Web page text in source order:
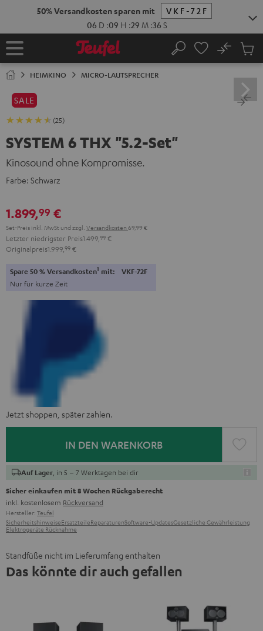
Startseite Suche
No
HEIMKINO MICRO-LAUTSPRECHER
SALE
(25)
SYSTEM 6 THX "5.2-Set"
Kinosound ohne Kompromisse.
Farbe: Schwarz
1.899,99 €
Set-Preis inkl. MwSt und zzgl. Versandkosten 69,99 €
Letzter niedrigster Preis1.499, 99 €
Originalpreis1.999, 99 €
Spare 50 % Versandkosten1 mit: VKF-72F
Nur für kurze Zeit
Jetzt shoppen, später zahlen.
IN DEN WARENKORB
Auf Lager , in 5 – 7 Werktagen bei dir
Sicher einkaufen mit 8 Wochen Rückgaberecht
inkl. kostenlosem Rückversand
Hersteller: Teufel
SicherheitshinweiseErsatzteileReparaturenSoftware-UpdatesGesetzliche Gewährleistung
Elektrogeräte Rücknahme
Standfüße nicht im Lieferumfang enthalten
Das könnte dir auch gefallen